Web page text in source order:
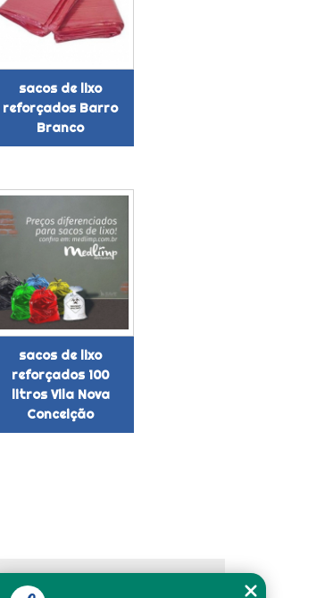
sacos de lixo
reforçados Barro
Branco
sacos de lixo
reforçados 100
litros Vila Nova
Conceição